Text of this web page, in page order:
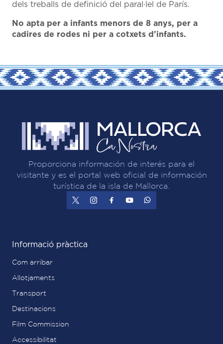
dels treballs de definició del paral·lel de París.
No apta per a infants menors de 8 anys, per a
cadires de rodes ni per a cotxets d’infants.
Proporciona información de interés para el
visitante y es el portal web oficial de información
turística de la isla de Mallorca.
Informació pràctica
Com arribar
Allotjaments
Transport
Destinacions
Film Commission
Accessibilitat